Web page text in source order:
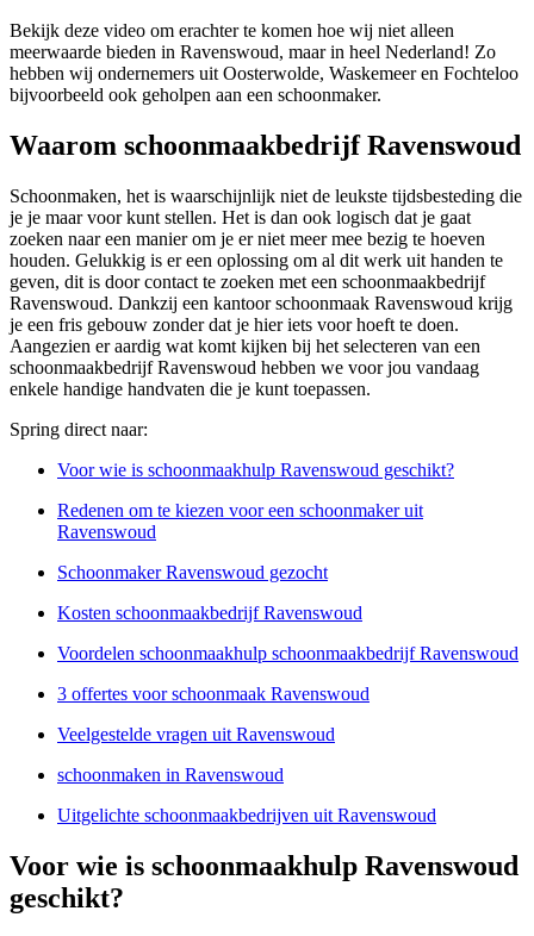
Bekijk deze video om erachter te komen hoe wij niet alleen
meerwaarde bieden in Ravenswoud, maar in heel Nederland! Zo
hebben wij ondernemers uit Oosterwolde, Waskemeer en Fochteloo
bijvoorbeeld ook geholpen aan een schoonmaker.
Waarom schoonmaakbedrijf Ravenswoud
Schoonmaken, het is waarschijnlijk niet de leukste tijdsbesteding die
je je maar voor kunt stellen. Het is dan ook logisch dat je gaat
zoeken naar een manier om je er niet meer mee bezig te hoeven
houden. Gelukkig is er een oplossing om al dit werk uit handen te
geven, dit is door contact te zoeken met een schoonmaakbedrijf
Ravenswoud. Dankzij een kantoor schoonmaak Ravenswoud krijg
je een fris gebouw zonder dat je hier iets voor hoeft te doen.
Aangezien er aardig wat komt kijken bij het selecteren van een
schoonmaakbedrijf Ravenswoud hebben we voor jou vandaag
enkele handige handvaten die je kunt toepassen.
Spring direct naar:
Voor wie is schoonmaakhulp Ravenswoud geschikt?
Redenen om te kiezen voor een schoonmaker uit
Ravenswoud
Schoonmaker Ravenswoud gezocht
Kosten schoonmaakbedrijf Ravenswoud
Voordelen schoonmaakhulp schoonmaakbedrijf Ravenswoud
3 offertes voor schoonmaak Ravenswoud
Veelgestelde vragen uit Ravenswoud
schoonmaken in Ravenswoud
Uitgelichte schoonmaakbedrijven uit Ravenswoud
Voor wie is schoonmaakhulp Ravenswoud
geschikt?